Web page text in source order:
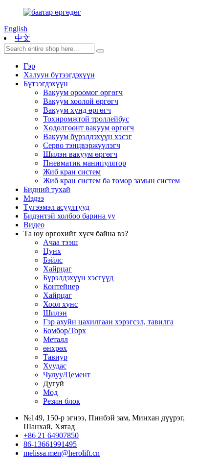
English
中文
Гэр
Халуун бүтээгдэхүүн
Бүтээгдэхүүн
Вакуум ороомог өргөгч
Вакуум хоолой өргөгч
Вакуум хүнд өргөгч
Тохиромжтой троллейбус
Хөдөлгөөнт вакуум өргөгч
Вакуум бүрэлдэхүүн хэсэг
Серво тэнцвэржүүлэгч
Шилэн вакуум өргөгч
Пневматик манипулятор
Жиб кран систем
Жиб кран систем ба төмөр замын систем
Бидний тухай
Мэдээ
Түгээмэл асуултууд
Бидэнтэй холбоо барина уу
Видео
Та юу өргөхийг хүсч байна вэ?
Ачаа тээш
Цүнх
Бэйлс
Хайрцаг
Бүрэлдэхүүн хэсгүүд
Контейнер
Хайрцаг
Хоол хүнс
Шилэн
Гэр ахуйн цахилгаан хэрэгсэл, тавилга
Бөмбөр/Торх
Металл
өнхрөх
Тавиур
Хуудас
Чулуу/Цемент
Дугуй
Мод
Резин блок
№149, 150-р эгнээ, Пинбэй зам, Минхан дүүрэг,
Шанхай, Хятад
+86 21 64907850
86-13661991495
melissa.men@herolift.cn